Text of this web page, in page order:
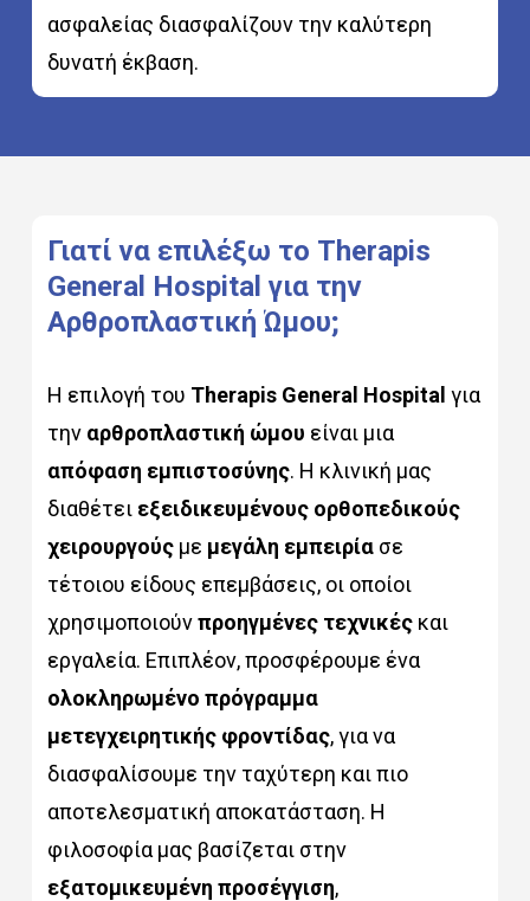
ασφαλείας διασφαλίζουν την καλύτερη
δυνατή έκβαση.
Γιατί να επιλέξω το Therapis
General Hospital για την
Αρθροπλαστική Ώμου;
Η επιλογή του Therapis General Hospital για
την αρθροπλαστική ώμου είναι μια
απόφαση εμπιστοσύνης. Η κλινική μας
διαθέτει εξειδικευμένους ορθοπεδικούς
χειρουργούς με μεγάλη εμπειρία σε
τέτοιου είδους επεμβάσεις, οι οποίοι
χρησιμοποιούνπροηγμένες τεχνικές και
εργαλεία. Επιπλέον, προσφέρουμε ένα
ολοκληρωμένο πρόγραμμα
μετεγχειρητικής φροντίδας, για να
διασφαλίσουμε την ταχύτερη και πιο
αποτελεσματική αποκατάσταση. Η
φιλοσοφία μας βασίζεται στην
εξατομικευμένη προσέγγιση,